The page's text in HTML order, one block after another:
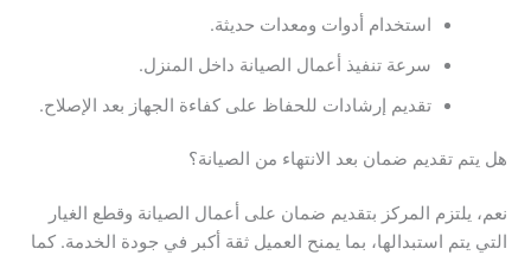
استخدام أدوات ومعدات حديثة.
سرعة تنفيذ أعمال الصيانة داخل المنزل.
تقديم إرشادات للحفاظ على كفاءة الجهاز بعد الإصلاح.
هل يتم تقديم ضمان بعد الانتهاء من الصيانة؟
نعم، يلتزم المركز بتقديم ضمان على أعمال الصيانة وقطع الغيار
التي يتم استبدالها، بما يمنح العميل ثقة أكبر في جودة الخدمة. كما